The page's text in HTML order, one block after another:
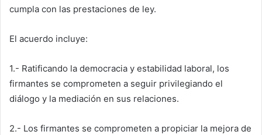
cumpla con las prestaciones de ley.
El acuerdo incluye:
1.- Ratificando la democracia y estabilidad laboral, los
firmantes se comprometen a seguir privilegiando el
diálogo y la mediación en sus relaciones.
2.- Los firmantes se comprometen a propiciar la mejora de